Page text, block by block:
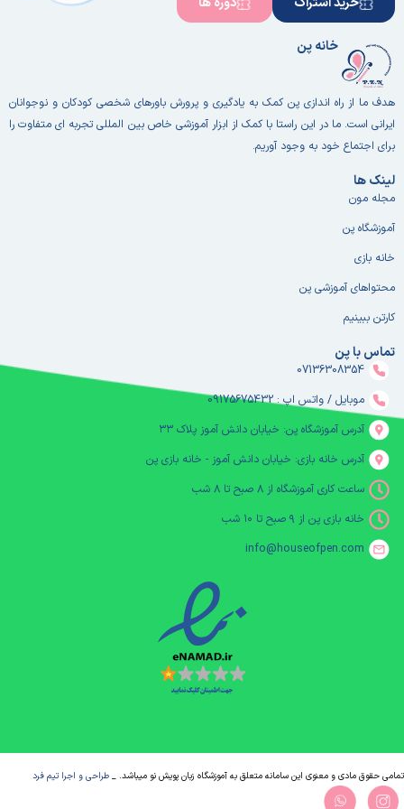
خانه پن
هدف ما از راه اندازی پن کمک به یادگیری و پرورش باورهای شخصی کودکان و نوجوانان
ایرانی است. ما در این راستا با کمک از ابزار آموزشی خاص بین المللی تجربه ای متفاوت را
برای اجتماع خود به وجود آوریم.
لینک ها
مجله مون
آموزشگاه پن
خانه بازی
محتواهای آموزشی پن
کارتن ببینیم
تماس با پن
07136308354
موبایل / واتس اپ : 09175675432
آدرس آموزشگاه پن: خیابان دانش آموز پلاک ۳۳
آدرس خانه بازی: خیابان دانش آموز - خانه بازی پن
ساعت کاری آموزشگاه از ۸ صبح تا ۸ شب
خانه بازی پن از ۹ صبح تا ۱۰ شب
info@houseofpen.com
حقوق مادی و معنوی این سامانه متعلق به آموزشگاه زبان پویش نو میباشد. _ طراحی و اجرا تیم فرد